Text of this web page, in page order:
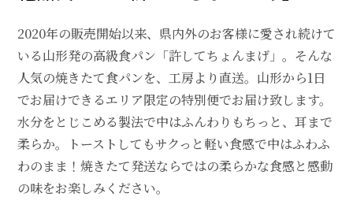
2020年の販売開始以来、県内外のお客様に愛され続けて
いる山形発の高級食パン「許してちょんまげ」。そんな
人気の焼きたて食パンを、工房より直送。山形から1日
でお届けできるエリア限定の特別便でお届け致します。
水分をとじこめる製法で中はふんわりもちっと、耳まで
柔らか。トーストしてもサクっと軽い食感で中はふわふ
わのまま！焼きたて発送ならではの柔らかな食感と感動
の味をお楽しみください。